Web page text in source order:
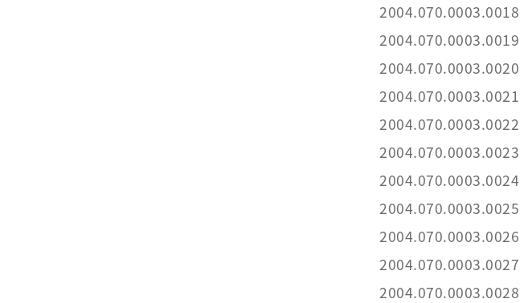
2004.070.0003.0018
2004.070.0003.0019
2004.070.0003.0020
2004.070.0003.0021
2004.070.0003.0022
2004.070.0003.0023
2004.070.0003.0024
2004.070.0003.0025
2004.070.0003.0026
2004.070.0003.0027
2004.070.0003.0028